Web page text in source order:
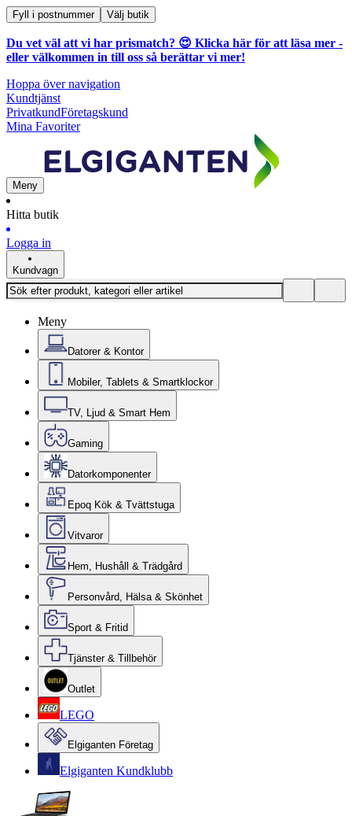
Fyll i postnummer Välj butik
Du vet väl att vi har prismatch? 😍 Klicka här för att läsa mer -
eller välkommen in till oss så berättar vi mer!
Hoppa över navigation
Kundtjänst
PrivatkundFöretagskund
Mina Favoriter
Meny
Hitta butik
Logga in
Kundvagn
Meny
Datorer & Kontor
Mobiler, Tablets & Smartklockor
TV, Ljud & Smart Hem
Gaming
Datorkomponenter
Epoq Kök & Tvättstuga
Vitvaror
Hem, Hushåll & Trädgård
Personvård, Hälsa & Skönhet
Sport & Fritid
Tjänster & Tillbehör
Outlet
LEGO
Elgiganten Företag
Elgiganten Kundklubb